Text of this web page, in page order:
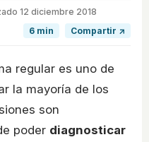
12 diciembre 2018
6 min
Compartir ↗
regular es uno de
la mayoría de los
son
poder diagnosticar